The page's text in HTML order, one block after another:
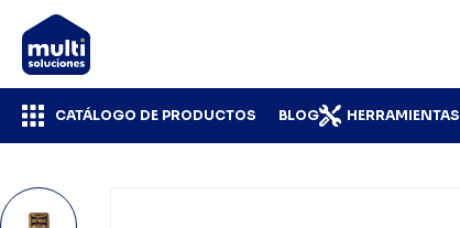
CATÁLOGO DE PRODUCTOS BLOG HERRAMIENTAS